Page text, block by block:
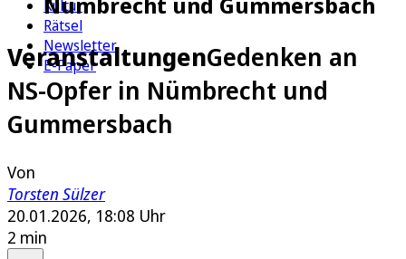
Kultur
Rätsel
Newsletter
E-Paper
VeranstaltungenGedenken an
NS-Opfer in Nümbrecht und
Gummersbach
Von
Torsten Sülzer
20.01.2026, 18:08 Uhr
2 min